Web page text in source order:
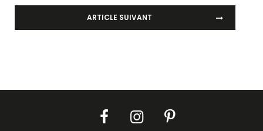
ARTICLE SUIVANT